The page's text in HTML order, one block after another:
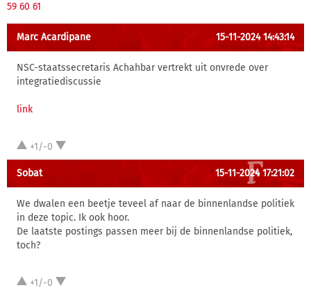
59 60 61
Marc Acardipane 15-11-2024 14:43:14
NSC-staatssecretaris Achahbar vertrekt uit onvrede over
integratiediscussie
link
+1/-0
Sobat 15-11-2024 17:21:02
We dwalen een beetje teveel af naar de binnenlandse politiek
in deze topic. Ik ook hoor.
De laatste postings passen meer bij de binnenlandse politiek,
toch?
+1/-0